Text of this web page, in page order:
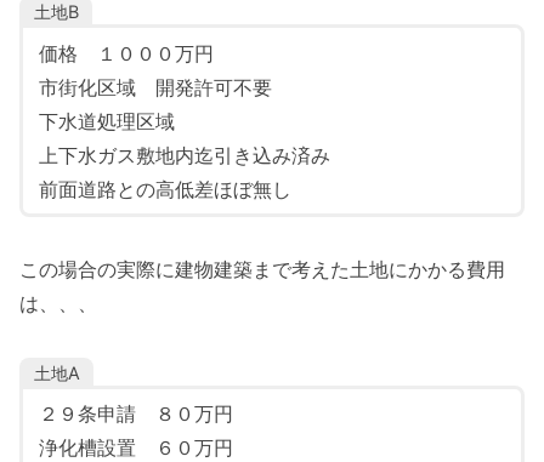
土地B
価格 １０００万円
市街化区域 開発許可不要
下水道処理区域
上下水ガス敷地内迄引き込み済み
前面道路との高低差ほぼ無し
この場合の実際に建物建築まで考えた土地にかかる費用
は、、、
土地A
２９条申請 ８０万円
浄化槽設置 ６０万円